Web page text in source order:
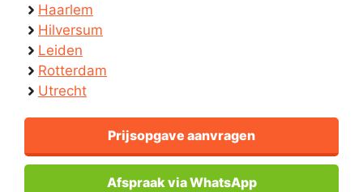
Haarlem
Hilversum
Leiden
Rotterdam
Utrecht
Prijsopgave aanvragen
Afspraak via WhatsApp